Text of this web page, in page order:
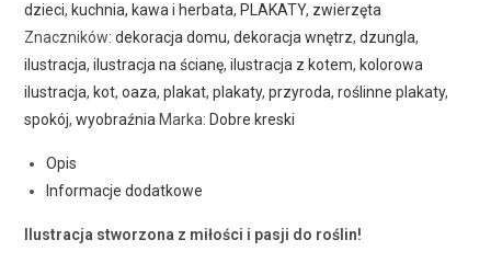
dzieci, kuchnia, kawa i herbata, PLAKATY, zwierzęta
Znaczników:dekoracja domu,dekoracja wnętrz,dzungla,
ilustracja,ilustracja na ścianę,ilustracja z kotem, kolorowa
ilustracja, kot,oaza,plakat,plakaty,przyroda,roślinne plakaty,
spokój,wyobraźnia Marka: Dobre kreski
Opis
Informacje dodatkowe
Ilustracja stworzona z miłości i pasji do roślin!